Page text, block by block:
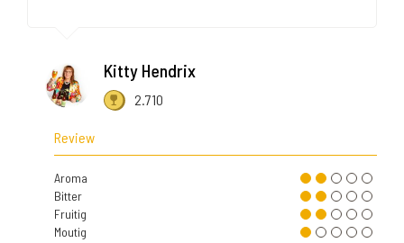
Kitty Hendrix
2.710
Review
Aroma
Bitter
Fruitig
Moutig